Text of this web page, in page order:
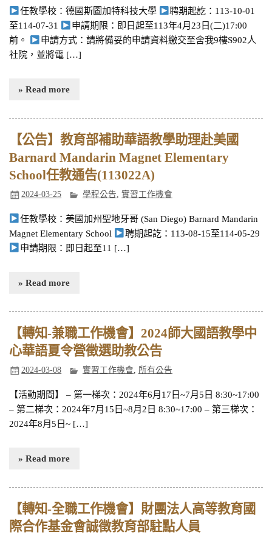
任教學校：德國斯圖加特科技大學
聘期起訖：113-10-01
至114-07-31
申請期限：即日起至113年4月23日(二)17:00
前。
申請方式：請將備妥的申請資料繳交至舍我9樓S902人
社院，並將電 […]
» Read more
【公告】教育部補助華語教學助理赴美國
Barnard Mandarin Magnet Elementary
School任教通告(113022A)
2024-03-25 學程公告 ,實習工作機會
任教學校：美國加州聖地牙哥 (San Diego) Barnard Mandarin
Magnet Elementary School
聘期起訖：113-08-15至114-05-29
申請期限：即日起至11 […]
» Read more
【轉知-兼職工作機會】2024師大國語教學中
心華語夏令營徵選助教公告
2024-03-08 實習工作機會 所有公告
【活動期間】 – 第一梯次：2024年6月17日~7月5日 8:30~17:00
– 第二梯次：2024年7月15日~8月2日 8:30~17:00 – 第三梯次：
2024年8月5日~ […]
» Read more
【轉知-全職工作機會】財團法人高等教育國
際合作基金會誠徵教育部駐點人員